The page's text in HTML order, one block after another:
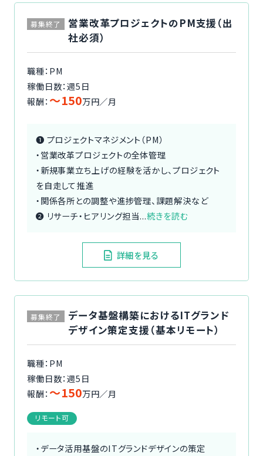
募集終了
営業改革プロジェクトのPM支援（出
社必須）
職種：PM
稼働日数：週5日
報酬： 〜150万円／月
❶ プロジェクトマネジメント（PM）
・営業改革プロジェクトの全体管理
・新規事業立ち上げの経験を活かし、プロジェクト
を自走して推進
・関係各所との調整や進捗管理、課題解決など
❷ リサーチ・ヒアリング担当...続きを読む
詳細を見る
募集終了
データ基盤構築におけるITグランド
デザイン策定支援（基本リモート）
職種：PM
稼働日数：週5日
報酬： 〜150万円／月
リモート可
・データ活用基盤のITグランドデザインの策定